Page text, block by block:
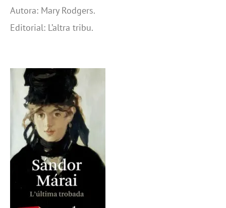
Autora: Mary Rodgers.
Editorial: L’altra tribu.